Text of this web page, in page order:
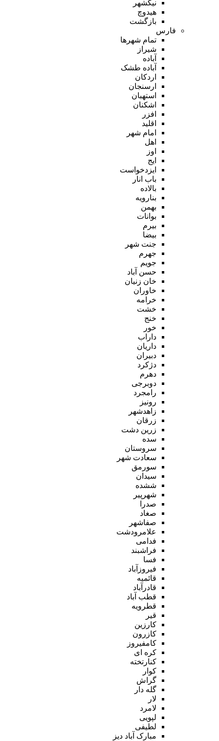
نیکشهر
هیدوچ
بازگشت
فارس
تمام شهر‌ها
شیراز
آباده
آباده طشک
اردکان
ارسنجان
استهبان
اشکنان
افزر
اقلید
امام شهر
اهل
اوز
ایج
ایزدخواست
باب انار
بالاده
بنارویه
بهمن
بوانات
بیرم
بیضا
جنت شهر
جهرم
جویم
حسن آباد
خان زنیان
خاوران
خرامه
خشت
خنج
خور
داراب
داریان
دبیران
دژکرد
دهرم
دوبرجی
رامجرد
رونیز
زاهدشهر
زرقان
زرین دشت
سده
سروستان
سعادت شهر
سورمق
سیدان
ششده
شهرپیر
صدرا
صغاد
صفاشهر
علامرودشت
فدامی
فراشبند
فسا
فیروزآباد
قائمیه
قادرآباد
قطب آباد
قطرویه
قیر
کارزین
کازرون
کامفیروز
کره ای
کنارتخته
کوار
گراش
گله دار
لار
لامرد
لپویی
لطیفی
مبارک آباد دیز